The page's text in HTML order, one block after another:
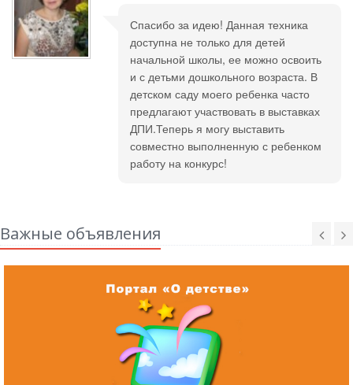
Спасибо за идею! Данная техника
доступна не только для детей
начальной школы, ее можно освоить
и с детьми дошкольного возраста. В
детском саду моего ребенка часто
предлагают участвовать в выставках
ДПИ.Теперь я могу выставить
совместно выполненную с ребенком
работу на конкурс!
Важные объявления